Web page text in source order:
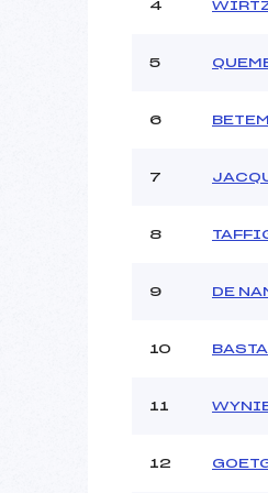
Ouvreurs B :
Ouvreurs D :
Catégorie :
4
5
6
7
8
9 DE
10
11
12